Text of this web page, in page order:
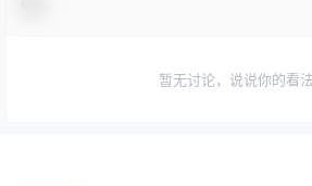
暂无讨论，说说你的看